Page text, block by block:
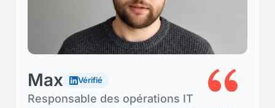
Max Vérifié
Responsable des opérations IT